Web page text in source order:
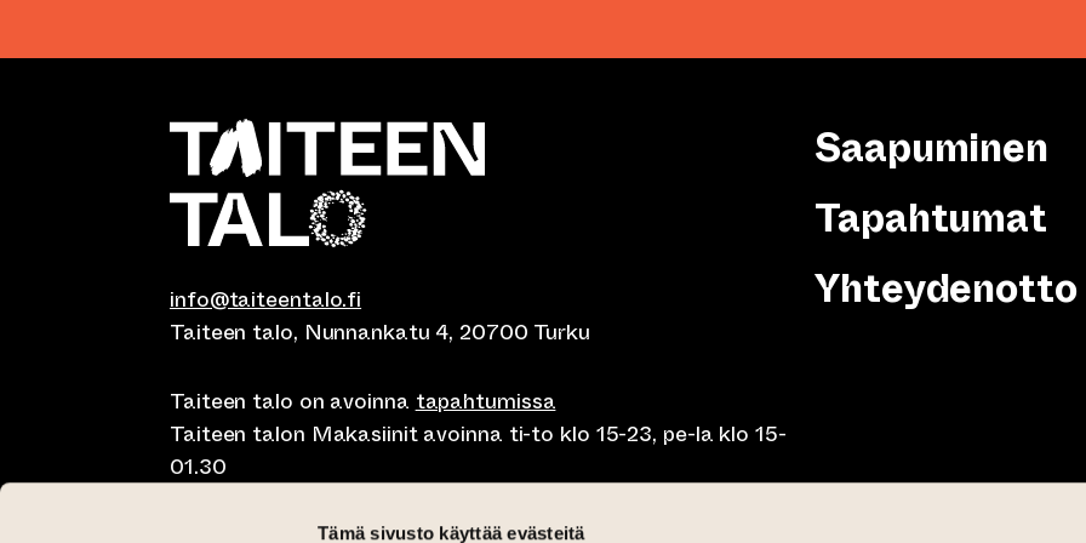
Tämä sivusto käyttää evästeitä
info@taiteentalo.fi
Taiteen talo, Nunnankatu 4, 20700 Turku
Taiteen talo on avoinna tapahtumissa
Taiteen talon Makasiinit avoinna ti-to klo 15-23, pe-la klo 15-
01.30
Café Elephanten su-ma klo 10-20, ti-to klo 10-23, pe-la klo 10-
Saapuminen
Tapahtumat
Yhteydenotto